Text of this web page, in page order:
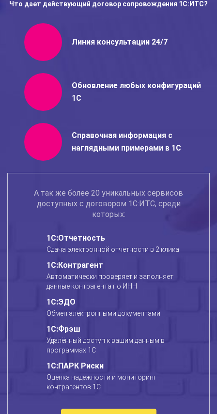
Что дает действующий договор сопровождения 1С:ИТС?
Линия консультации 24/7
Обновление любых конфигураций
1С
Справочная информация с
наглядными примерами в 1С
А так же более 20 уникальных сервисов
доступных с договором 1С:ИТС, среди
которых:
1С:Отчетность
Сдача электронной отчетности в 2 клика
1С:Контрагент
Автоматически проверяет и заполняет
данные контрагента по ИНН
1С:ЭДО
Обмен электронными документами
1С:Фрэш
Удалённый доступ к вашим данным в
программах 1С
1С:ПАРК Риски
Оценка надежности и мониторинг
контрагентов 1С